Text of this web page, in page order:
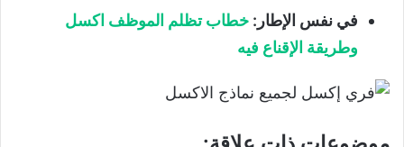
في نفس الإطار: خطاب تظلم الموظف اكسل
وطريقة الإقناع فيه